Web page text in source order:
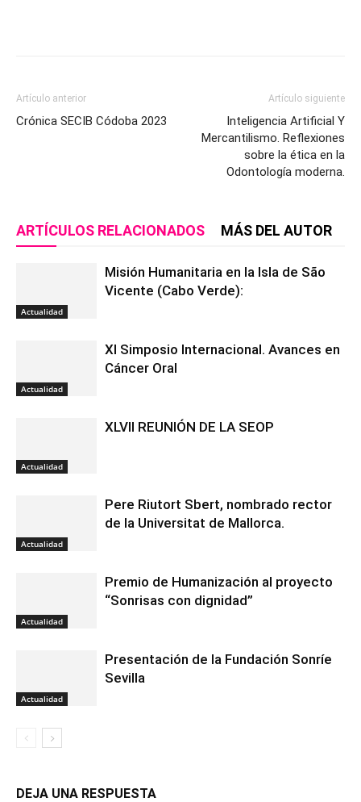
Artículo anterior
Crónica SECIB Códoba 2023
Artículo siguiente
Inteligencia Artificial Y
Mercantilismo. Reflexiones
sobre la ética en la
Odontología moderna.
ARTÍCULOS RELACIONADOS MÁS DEL AUTOR
Actualidad
Misión Humanitaria en la Isla de São
Vicente (Cabo Verde):
Actualidad
XI Simposio Internacional. Avances en
Cáncer Oral
Actualidad
XLVII REUNIÓN DE LA SEOP
Actualidad
Pere Riutort Sbert, nombrado rector
de la Universitat de Mallorca.
Actualidad
Premio de Humanización al proyecto
“Sonrisas con dignidad”
Actualidad
Presentación de la Fundación Sonríe
Sevilla
DEJA UNA RESPUESTA